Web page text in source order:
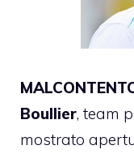
Boullier, team
mostrato